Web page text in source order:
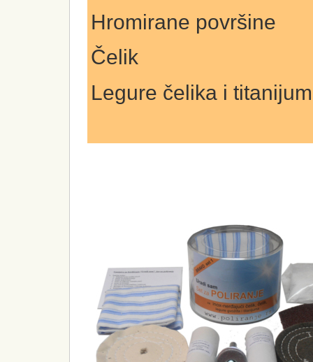
Hromirane površine
Čelik
Legure čelika i